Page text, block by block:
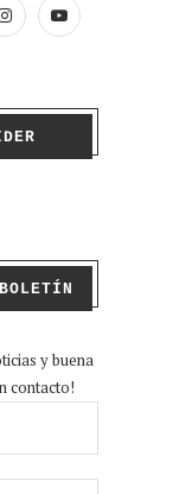
y buena
contacto!